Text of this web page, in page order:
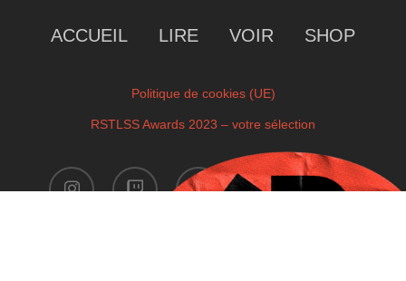
ACCUEIL LIRE VOIR SHOP
Politique de cookies (UE)
RSTLSS Awards 2023 – votre sélection
instagram twitch facebook youtube
x-
twitter